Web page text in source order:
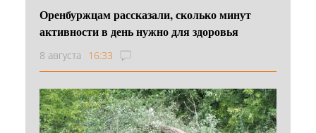
Оренбуржцам рассказали, сколько минут
активности в день нужно для здоровья
8 августа 16:33